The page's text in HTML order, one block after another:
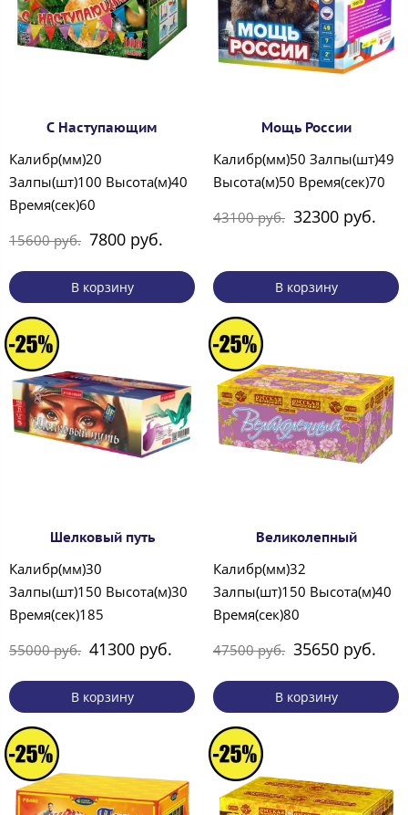
С Наступающим
Калибр(мм)20
Залпы(шт)100 Высота(м)40
Время(сек)60
15600 руб. 7800 руб.
В корзину
Мощь России
Калибр(мм)50 Залпы(шт)49
Высота(м)50 Время(сек)70
43100 руб. 32300 руб.
В корзину
Шелковый путь
Калибр(мм)30
Залпы(шт)150 Высота(м)30
Время(сек)185
55000 руб. 41300 руб.
В корзину
Великолепный
Калибр(мм)32
Залпы(шт)150 Высота(м)40
Время(сек)80
47500 руб. 35650 руб.
В корзину